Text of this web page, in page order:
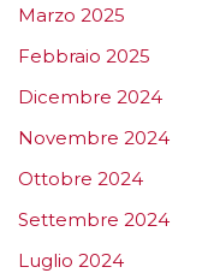
Marzo 2025
Febbraio 2025
Dicembre 2024
Novembre 2024
Ottobre 2024
Settembre 2024
Luglio 2024